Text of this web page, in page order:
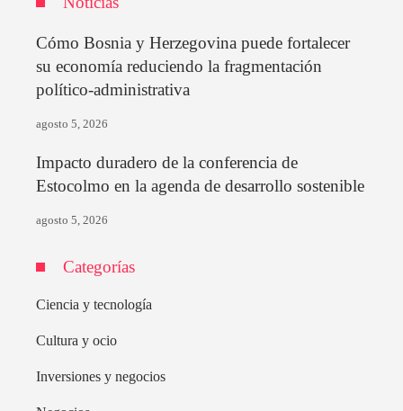
Cómo Bosnia y Herzegovina puede fortalecer
su economía reduciendo la fragmentación
político-administrativa
agosto 5, 2026
Impacto duradero de la conferencia de
Estocolmo en la agenda de desarrollo sostenible
agosto 5, 2026
Categorías
Ciencia y tecnología
Cultura y ocio
Inversiones y negocios